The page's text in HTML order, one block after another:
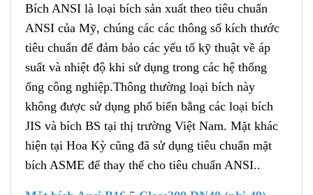
Bích ANSI là loại bích sản xuất theo tiêu chuẩn
ANSI của Mỹ, chúng các các thông số kích thước
tiêu chuẩn để đảm bảo các yếu tố kỹ thuật về áp
suất và nhiệt độ khi sử dụng trong các hệ thống
ống công nghiệp.Thông thường loại bích này
không được sử dụng phổ biến bằng các loại bích
JIS và bích BS tại thị trường Việt Nam. Mặt khác
hiện tại Hoa Kỳ cũng đã sử dụng tiêu chuẩn mặt
bích ASME để thay thế cho tiêu chuẩn ANSI..